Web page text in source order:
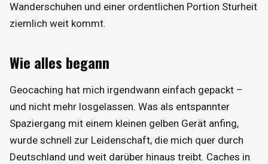
Wanderschuhen und einer ordentlichen Portion Sturheit
ziemlich weit kommt.
Wie alles begann
Geocaching hat mich irgendwann einfach gepackt –
und nicht mehr losgelassen. Was als entspannter
Spaziergang mit einem kleinen gelben Gerät anfing,
wurde schnell zur Leidenschaft, die mich quer durch
Deutschland und weit darüber hinaus treibt. Caches in